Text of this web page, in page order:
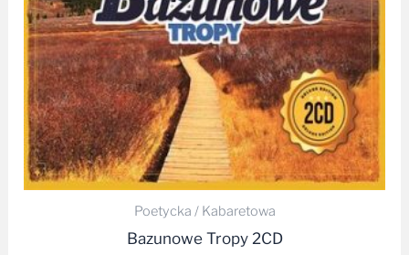
Poetycka / Kabaretowa
Bazunowe Tropy 2CD